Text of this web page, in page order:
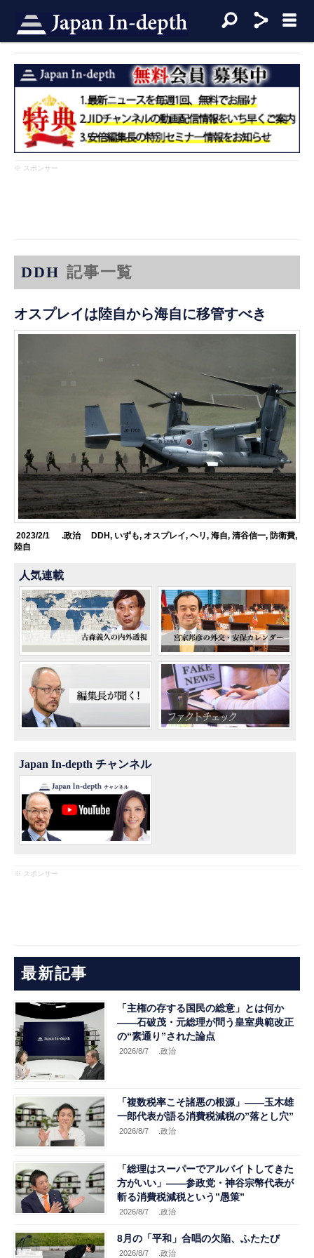
※ スポンサー
DDH 記事一覧
オスプレイは陸自から海自に移管すべき
2023/2/1 .政治 DDH, いずも, オスプレイ, ヘリ, 海自, 清谷信一, 防衛費,
陸自
人気連載
Japan In-depth チャンネル
※ スポンサー
最新記事
「主権の存する国民の総意」とは何か
――石破茂・元総理が問う皇室典範改正
の“素通り”された論点
2026/8/7 .政治
「複数税率こそ諸悪の根源」――玉木雄
一郎代表が語る消費税減税の”落とし穴”
2026/8/7 .政治
「総理はスーパーでアルバイトしてきた
方がいい」――参政党・神谷宗幣代表が
斬る消費税減税という”愚策”
2026/8/7 .政治
8月の「平和」合唱の欠陥、ふたたび
2026/8/7 .政治